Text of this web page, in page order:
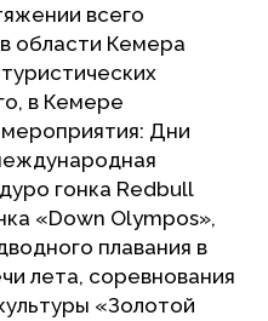
всего
области Кемера
в Кемере
Дни
гонка Redbull
«Down Olympos»,
плавания в
лета, соревнования
«Золотой